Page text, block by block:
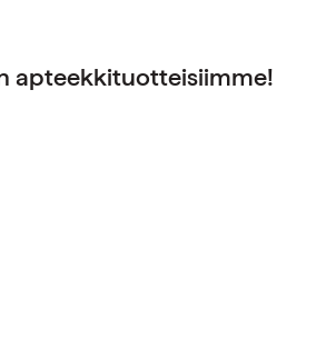
apteekkituotteisiimme!